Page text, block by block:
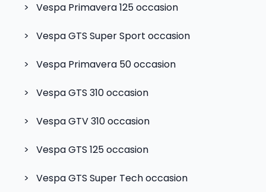
>
Vespa Primavera 125occasion
> Vespa GTS Super Sport occasion
> Vespa Primavera 50occasion
> Vespa GTS 310occasion
> Vespa GTV 310occasion
> Vespa GTS 125occasion
> Vespa GTS Super Techoccasion